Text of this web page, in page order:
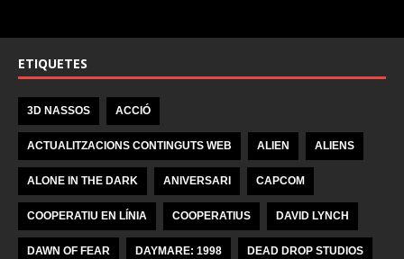
ETIQUETES
3D NASSOS ACCIÓ
ACTUALITZACIONS CONTINGUTS WEB ALIEN ALIENS
ALONE IN THE DARK ANIVERSARI CAPCOM
COOPERATIU EN LÍNIA COOPERATIUS DAVID LYNCH
DAWN OF FEAR DAYMARE: 1998 DEAD DROP STUDIOS